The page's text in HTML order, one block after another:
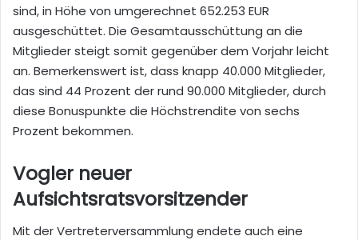
sind, in Höhe von umgerechnet 652.253 EUR
ausgeschüttet. Die Gesamtausschüttung an die
Mitglieder steigt somit gegenüber dem Vorjahr leicht
an. Bemerkenswert ist, dass knapp 40.000 Mitglieder,
das sind 44 Prozent der rund 90.000 Mitglieder, durch
diese Bonuspunkte die Höchstrendite von sechs
Prozent bekommen.
Vogler neuer
Aufsichtsratsvorsitzender
Mit der Vertreterversammlung endete auch eine